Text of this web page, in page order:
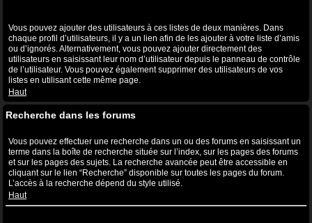
Vous pouvez ajouter des utilisateurs à ces listes de deux manières. Dans
chaque profil d’utilisateurs, il y a un lien afin de les ajouter à votre liste d’amis
ou d’ignorés. Alternativement, vous pouvez ajouter directement des
utilisateurs en saisissant leur nom d’utilisateur depuis le panneau de contrôle
de l’utilisateur. Vous pouvez également supprimer des utilisateurs de vos
listes en utilisant cette même page.
Haut
Recherche dans les forums
Vous pouvez effectuer une recherche dans un ou des forums en saisissant un
terme dans la boîte de recherche située sur l’index, sur les pages des forums
et sur les pages des sujets. La recherche avancée peut être accessible en
cliquant sur le lien “Recherche” disponible sur toutes les pages du forum.
L’accès à la recherche dépend du style utilisé.
Haut